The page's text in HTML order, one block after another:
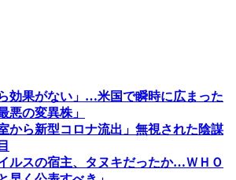
効果がない」…米国で瞬時に広まった
悪の変異株」
から新型コロナ流出」無視された陰謀
ルスの宿主、タヌキだったか…ＷＨＯ